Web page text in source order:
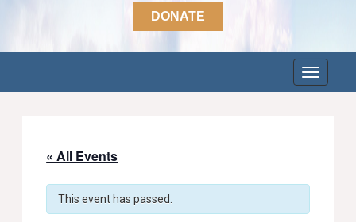
DONATE
« All Events
This event has passed.